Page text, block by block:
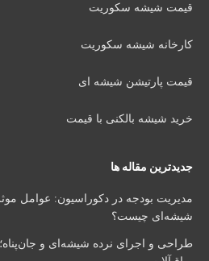
قیمت شیشه سکوریت
کارخانه شیشه سکوریت
قیمت پارتیشن شیشه ای
خرید شیشه بالکنی با قیمت
جدیدترین مقاله ها
مدیریت بودجه در دکوراسیون: عوامل
شیشه‌ای چیست؟
طراحی و اجرای نرده شیشه‌ای و